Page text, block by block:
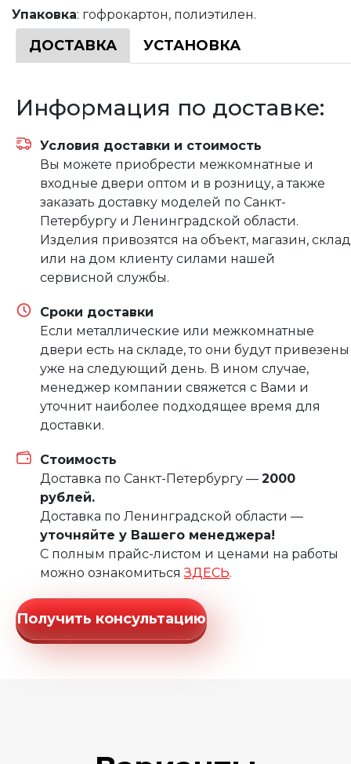
Упаковка: гофрокартон, полиэтилен.
ДОСТАВКА УСТАНОВКА
Информация по доставке:
Условия доставки и стоимость
Вы можете приобрести межкомнатные и
входные двери оптом и в розницу, а также
заказать доставку моделей по Санкт-
Петербургу и Ленинградской области.
Изделия привозятся на объект, магазин, склад
или на дом клиенту силами нашей
сервисной службы.
Сроки доставки
Если металлические или межкомнатные
двери есть на складе, то они будут привезены
уже на следующий день. В ином случае,
менеджер компании свяжется с Вами и
уточнит наиболее подходящее время для
доставки.
Стоимость
Доставка по Санкт-Петербургу — 2000
рублей.
Доставка по Ленинградской области —
уточняйте у Вашего менеджера!
С полным прайс-листом и ценами на работы
можно ознакомитьсяЗДЕСЬ.
Получить консультацию